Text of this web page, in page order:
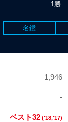
1勝
名鑑
1,946
-
ベスト32 ('18,'17)